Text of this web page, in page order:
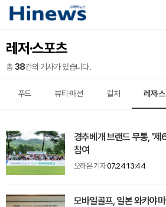
레저·스포츠
총38건의 기사가 있습니다.
푸드 뷰티·패션 컬처 레저·
경추베개 브랜드 무통, '
참여
오하은 기자07.24 13:44
모바일골프, 일본 와카야